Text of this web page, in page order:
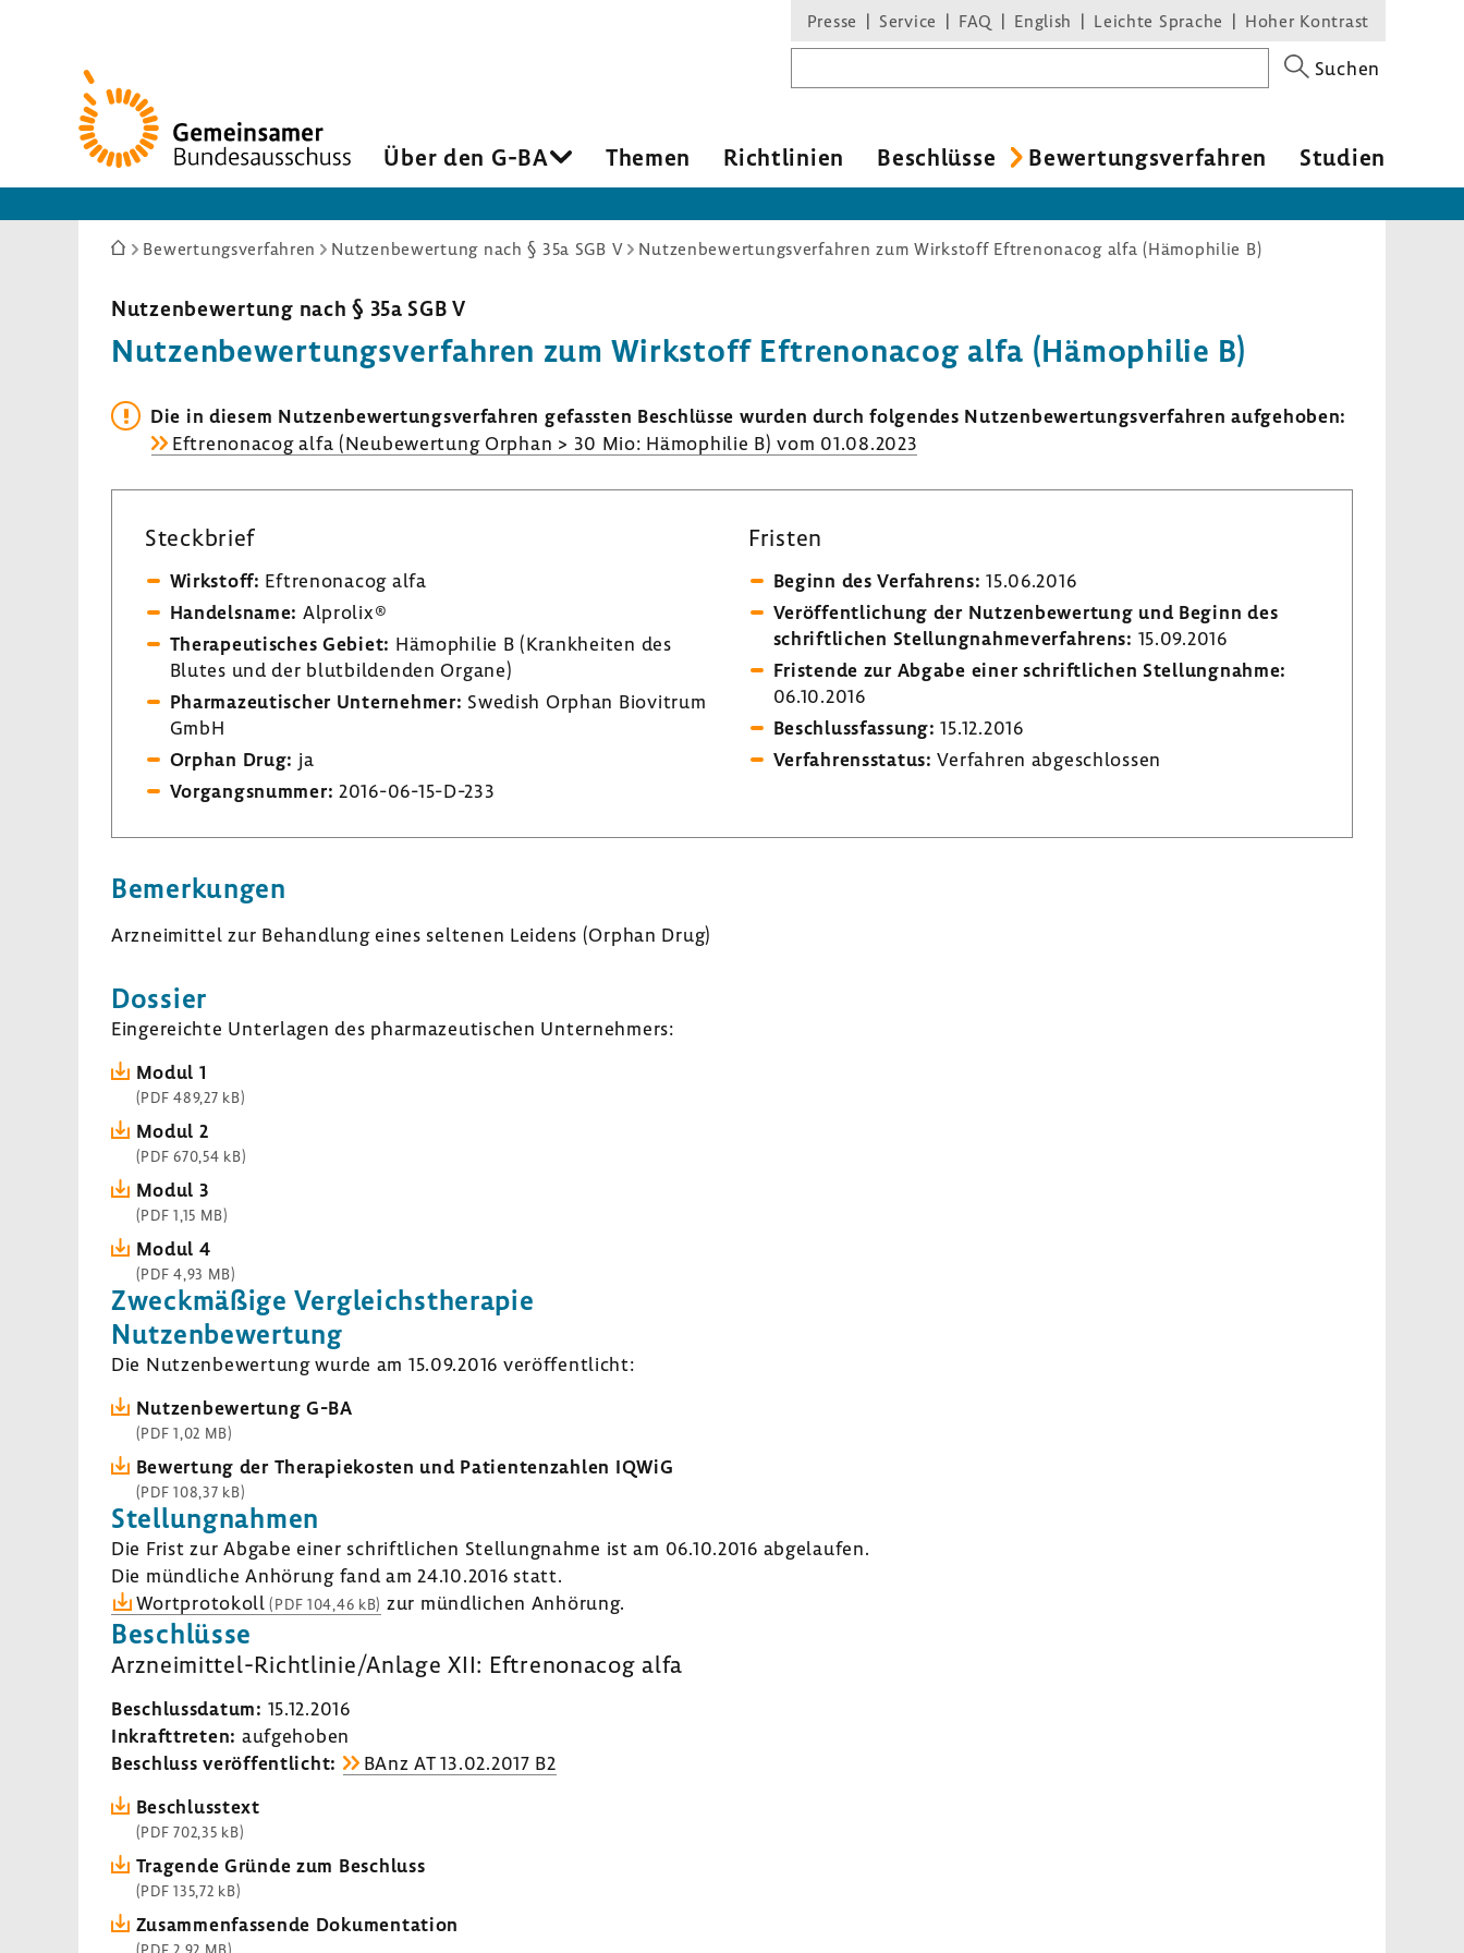
Zur
Startseite
Presse Service FAQ English Leichte Sprache Hoher Kontrast
Suchen
Über den G-BA Themen Richt­li­nien Beschlüsse Bewer­tungs­ver­fahren Studien
Sie
hier:
Bewertungsverfahren Nutzenbewertung nach § 35a SGB V Nutzenbewertungsverfahren zum Wirkstoff Eftrenonacog alfa (Hämophilie B)
Nutzen­be­wer­tung nach § 35a SGB V
Nutzen­be­wer­tungs­ver­fahren zum Wirk­stoff Eftre­no­nacog alfa (Hämo­philie B)
Die in diesem Nutzen­be­wer­tungs­ver­fahren gefassten Beschlüsse wurden durch folgendes Nutzen­be­wer­tungs­ver­fahren aufge­hoben:
Eftre­no­nacog alfa (Neube­wer­tung Orphan > 30 Mio: Hämo­philie B) vom 01.08.2023
Steck­brief
Wirk­stoff: Eftre­no­nacog alfa
Handels­name: Alprolix®
Thera­peu­ti­sches Gebiet: Hämo­philie B (Krank­heiten des
Blutes und der blut­bil­denden Organe)
Phar­ma­zeu­ti­scher Unter­nehmer: Swedish Orphan Biovi­trum
GmbH
Orphan Drug: ja
Vorgangs­nummer: 2016-​06-15-D-233
Fristen
Beginn des Verfah­rens: 15.06.2016
Veröf­fent­li­chung der Nutzen­be­wer­tung und Beginn des
schrift­li­chen Stel­lung­nah­me­ver­fah­rens: 15.09.2016
Fris­tende zur Abgabe einer schrift­li­chen Stel­lung­nahme:
06.10.2016
Beschluss­fas­sung: 15.12.2016
Verfah­rens­status: Verfahren abge­schlossen
Bemer­kungen
Arznei­mittel zur Behand­lung eines seltenen Leidens (Orphan Drug)
Dossier
Einge­reichte Unter­lagen des phar­ma­zeu­ti­schen Unter­neh­mers:
Modul 1
(PDF 489,27 kB)
Modul 2
(PDF 670,54 kB)
Modul 3
(PDF 1,15 MB)
Modul 4
(PDF 4,93 MB)
Zweck­mä­ßige Vergleichs­the­rapie
Nutzen­be­wer­tung
Die Nutzen­be­wer­tung wurde am 15.09.2016 veröf­fent­licht:
Nutzen­be­wer­tung G-BA
(PDF 1,02 MB)
Bewer­tung der Thera­pie­kosten und Pati­en­ten­zahlen IQWiG
(PDF 108,37 kB)
Stel­lung­nahmen
Die Frist zur Abgabe einer schrift­li­chen Stel­lung­nahme ist am 06.10.2016 abge­laufen.
Die münd­liche Anhö­rung fand am 24.10.2016 statt.
Wort­pro­to­koll (PDF 104,46 kB) zur münd­li­chen Anhö­rung.
Beschlüsse
Arzneimittel-​Richtlinie/Anlage XII: Eftre­no­nacog alfa
Beschluss­datum: 15.12.2016
Inkraft­treten: aufge­hoben
Beschluss veröf­fent­licht:
BAnz AT 13.02.2017 B2
Beschluss­text
(PDF 702,35 kB)
Tragende Gründe zum Beschluss
(PDF 135,72 kB)
Zusam­men­fas­sende Doku­men­ta­tion
(PDF 2,92 MB)